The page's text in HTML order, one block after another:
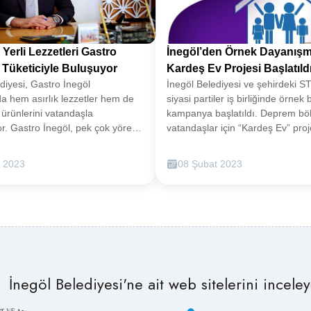
Yerli Lezzetleri Gastro
Tüketiciyle Buluşuyor
Gastro İnegöl
hem asırlık lezzetler hem de
vatandaşla
Gastro İnegöl, pek çok yöresel
Belediyesi’nin şehrin asırlık
buluşturduğu
günden itibaren sabah, öğle ve
uğrak mekanı haline gelen
asırlık lezzetlerle birlikte
ürünlerini de tüketiciyle
2023
İnegöl’den Örnek
Kardeş Ev Projesi
İnegöl Belediyesi ve şehirdeki
siyasi partiler iş birliğinde örnek
kampanya başlatıldı. Deprem
vatandaşlar için “Kardeş Ev”
duyuruldu.Kahramanmaraş’ta
deprem felaketi sonrası ilk andan
verdi. İnegöl Belediyesi
İSTEYEN KAYIT
08 Şubat 2023
İnegöl Belediyesi'ne ait web sitelerini